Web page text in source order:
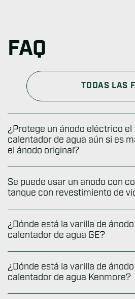
FAQ
TODAS LAS
¿Protege un ánodo eléctrico el
calentador de agua aún si es
el ánodo original?
La respuesta es SÍ. Como
sacrificio debe sacrificarse
sea suficientemente grande
varios años. Sin embargo,
ánodo eléctricasno
que son más pequeñas.
Un ánodo eléctrico usa la
Se puede usar un anodo con
tanque con revestimiento de
Si, porque el revestimiento
exponiendo el metal a la
proteccion duradera contra
problemas.
¿Dónde está la varilla de
calentador de agua GE?
La varilla de ánodo en tu
General Electric (GE) se
¿Dónde está la varilla de
calentador de agua Kenmore?